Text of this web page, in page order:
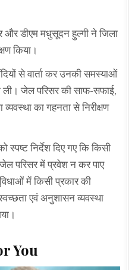
और डीएम मधुसूदन हुल्गी ने जिला
किया।
से वार्ता कर उनकी समस्याओं
ली। जेल परिसर की साफ-सफाई,
व्यवस्था का गहनता से निरीक्षण
स्पष्ट निर्देश दिए गए कि किसी
जेल परिसर में प्रवेश न कर पाए
में किसी प्रकार की
एवं अनुशासन व्यवस्था
You